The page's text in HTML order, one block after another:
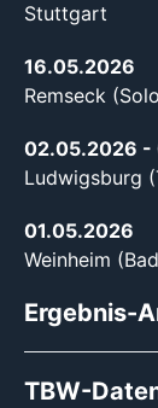
Stuttgart
16.05.2026
Remseck
02.05.2026 -
Ludwigsburg
01.05.2026
Weinheim
Ergebnis-
TBW-